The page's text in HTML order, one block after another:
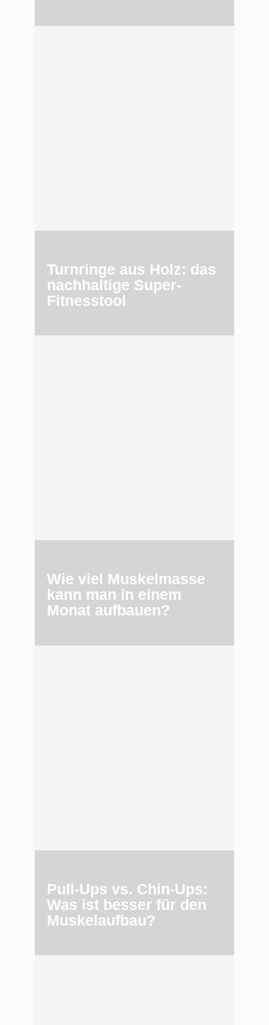
Turnringe aus Holz: das
nachhaltige Super-
Fitnesstool
Wie viel Muskelmasse
kann man in einem
Monat aufbauen?
Pull-Ups vs. Chin-Ups:
Was ist besser für den
Muskelaufbau?